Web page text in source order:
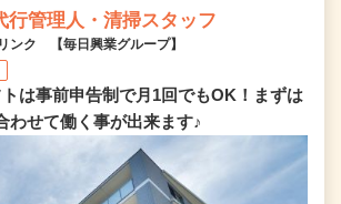
行管理人・清掃スタッフ
ンク 【毎日興業グループ】
は事前申告制で月1回でもOK！まずは
わせて働く事が出来ます♪